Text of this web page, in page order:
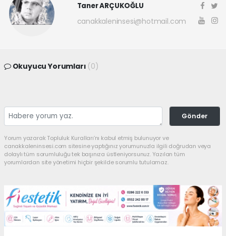
Taner ARÇUKOĞLU
canakkaleninsesi@hotmail.com
Okuyucu Yorumları (0)
Gönder
Yorum yazarak Topluluk Kuralları’nı kabul etmiş bulunuyor ve
canakkaleninsesi.com sitesine yaptığınız yorumunuzla ilgili doğrudan veya
dolaylı tüm sorumluluğu tek başınıza üstleniyorsunuz. Yazılan tüm
yorumlardan site yönetimi hiçbir şekilde sorumlu tutulamaz.